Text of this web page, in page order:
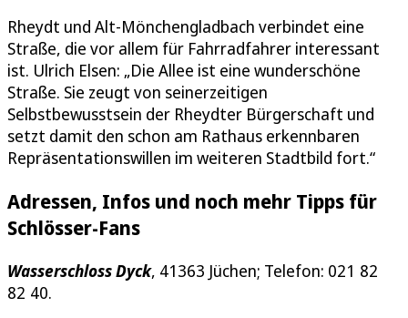
Rheydt und Alt-Mönchengladbach verbindet eine
Straße, die vor allem für Fahrradfahrer interessant
ist. Ulrich Elsen: „Die Allee ist eine wunderschöne
Straße. Sie zeugt von seinerzeitigen
Selbstbewusstsein der Rheydter Bürgerschaft und
setzt damit den schon am Rathaus erkennbaren
Repräsentationswillen im weiteren Stadtbild fort.“
Adressen, Infos und noch mehr Tipps für
Schlösser-Fans
Wasserschloss Dyck, 41363 Jüchen; Telefon: 021 82
82 40.